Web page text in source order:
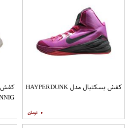
کفش بسکتبال مدل HAYPERDUNK
۰